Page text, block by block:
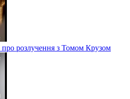
розлучення з Томом Крузом